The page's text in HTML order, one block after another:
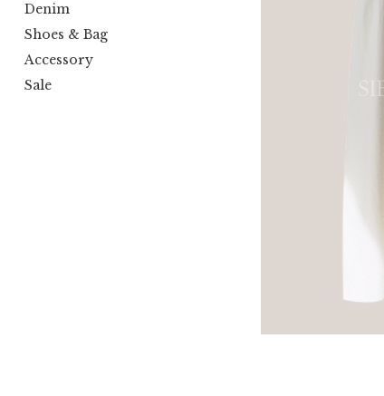
Denim
Shoes & Bag
Accessory
Sale